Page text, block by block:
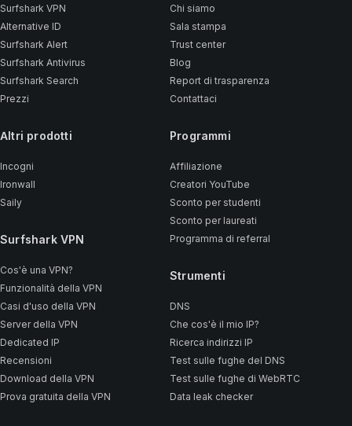
Surfshark VPN
Alternative ID
Surfshark Alert
Surfshark Antivirus
Surfshark Search
Prezzi
Altri prodotti
Incogni
Ironwall
Saily
Surfshark VPN
Cos'è una VPN?
Funzionalità della VPN
Casi d'uso della VPN
Server della VPN
Dedicated IP
Recensioni
Download della VPN
Prova gratuita della VPN
Chi siamo
Sala stampa
Trust center
Blog
Report di trasparenza
Contattaci
Programmi
Affiliazione
Creatori YouTube
Sconto per studenti
Sconto per laureati
Programma di referral
Strumenti
DNS
Che cos'è il mio IP?
Ricerca indirizzi IP
Test sulle fughe del DNS
Test sulle fughe di WebRTC
Data leak checker